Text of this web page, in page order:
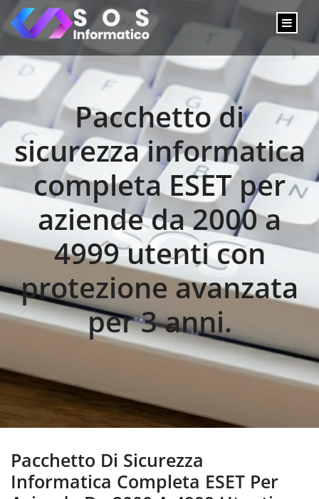
Pacchetto di
sicurezza informatica
completa ESET per
aziende da 2000 a
4999 utenti con
protezione avanzata
per 3 anni.
Pacchetto Di Sicurezza
Informatica Completa ESET Per